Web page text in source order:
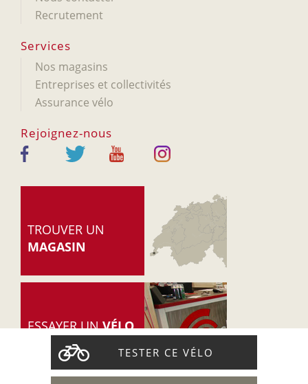
Recrutement
Services
Nos magasins
Entreprises et collectivités
Assurance vélo
Rejoignez-nous
TROUVER UN
MAGASIN
ESSAYER UNVÉLO
TESTER CE VÉLO